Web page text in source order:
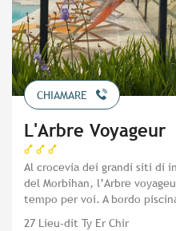
CHIAMARE
L'Arbre Voyageur
Al crocevia dei grandi siti di
del Morbihan, l’Arbre
tempo per voi. A bordo
27 Lieu-dit Ty Er Chir